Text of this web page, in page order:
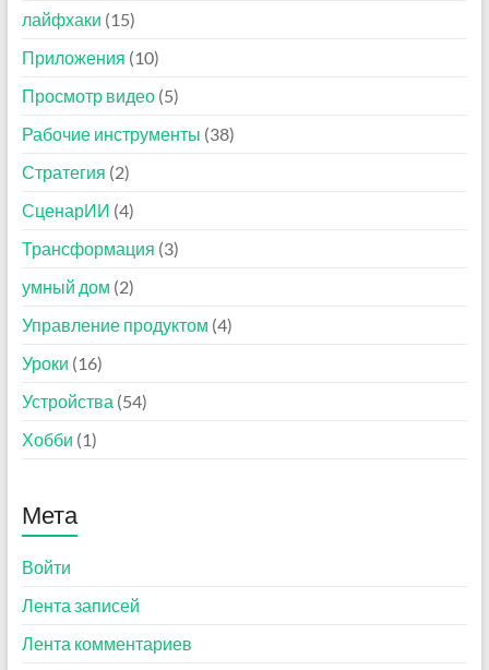
лайфхаки (15)
Приложения (10)
Просмотр видео(5)
Рабочие инструменты (38)
Стратегия (2)
СценарИИ (4)
Трансформация (3)
умный дом (2)
Управление продуктом (4)
Уроки (16)
Устройства (54)
Хобби (1)
Мета
Войти
Лента записей
Лента комментариев